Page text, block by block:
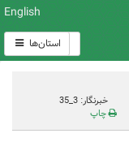
English
استان‌ها
خبرنگار: 3_35
چاپ